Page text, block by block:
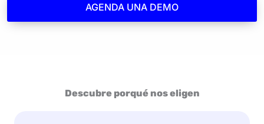
AGENDA UNA DEMO
Descubre porqué nos eligen